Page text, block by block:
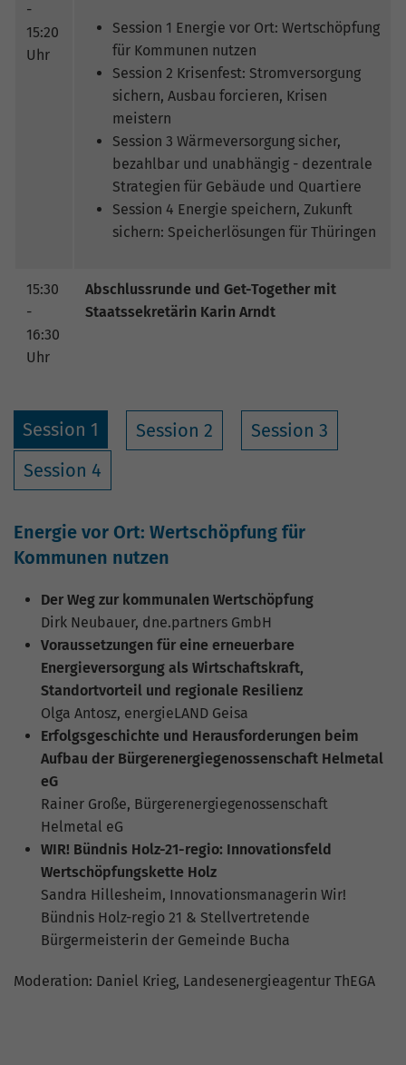
-
15:20
Uhr
Session 1 Energie vor Ort: Wertschöpfung
für Kommunen nutzen
Session 2 Krisenfest: Stromversorgung
sichern, Ausbau forcieren, Krisen
meistern
Session 3 Wärmeversorgung sicher,
bezahlbar und unabhängig - dezentrale
Strategien für Gebäude und Quartiere
Session 4 Energie speichern, Zukunft
sichern: Speicherlösungen für Thüringen
15:30
-
16:30
Uhr
Abschlussrunde und Get-Together mit
Staatssekretärin Karin Arndt
Session 1 Session 2
Session 3
Session 4
Energie vor Ort: Wertschöpfung für
Kommunen nutzen
Der Weg zur kommunalen Wertschöpfung
Dirk Neubauer, dne.partners GmbH
Voraussetzungen für eine erneuerbare
Energieversorgung als Wirtschaftskraft,
Standortvorteil und regionale Resilienz
Olga Antosz, energieLAND Geisa
Erfolgsgeschichte und Herausforderungen beim
Aufbau der Bürgerenergiegenossenschaft Helmetal
eG
Rainer Große, Bürgerenergiegenossenschaft
Helmetal eG
WIR! Bündnis Holz-21-regio: Innovationsfeld
Wertschöpfungskette Holz
Sandra Hillesheim, Innovationsmanagerin Wir!
Bündnis Holz-regio 21 & Stellvertretende
Bürgermeisterin der Gemeinde Bucha
Moderation: Daniel Krieg, Landesenergieagentur ThEGA